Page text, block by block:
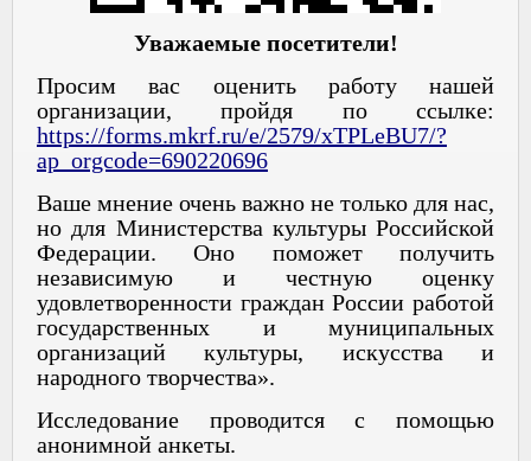
Уважаемые посетители!
Просим вас оценить работу нашей
организации, пройдя по ссылке:
https://forms.mkrf.ru/e/2579/xTPLeBU7/?
ap_orgcode=690220696
Ваше мнение очень важно не только для нас,
но для Министерства культуры Российской
Федерации. Оно поможет получить
независимую и честную оценку
удовлетворенности граждан России работой
государственных и муниципальных
организаций культуры, искусства и
народного творчества».
Исследование проводится с помощью
анонимной анкеты.